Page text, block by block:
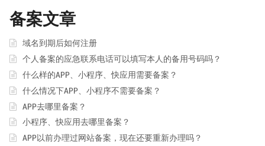
备案文章
域名到期后如何注册
个人备案的应急联系电话可以填写本人的备用号码吗？
什么样的APP、小程序、快应用需要备案？
什么情况下APP、小程序不需要备案？
APP去哪里备案？
小程序、快应用去哪里备案？
APP以前办理过网站备案，现在还要重新办理吗？